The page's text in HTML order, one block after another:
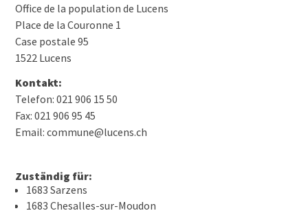
Office de la population de Lucens
Place de la Couronne 1
Case postale 95
1522 Lucens
Kontakt:
Telefon: 021 906 15 50
Fax: 021 906 95 45
Email: commune@lucens.ch
Zuständig für:
1683 Sarzens
1683 Chesalles-sur-Moudon